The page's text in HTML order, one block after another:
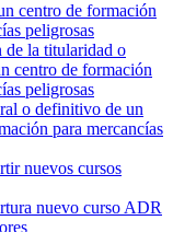
centro de formación
peligrosas
la titularidad o
centro de formación
peligrosas
o definitivo de un
para mercancías
nuevos cursos
nuevo curso ADR